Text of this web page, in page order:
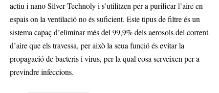
actiu i nano Silver Technoly i s’utilitzen per a purificar l’aire en
espais on la ventilació no és suficient. Este tipus de filtre és un
sistema capaç d’eliminar més del 99,9% dels aerosols del corrent
d’aire que els travessa, per això la seua funció és evitar la
propagació de bacteris i virus, per la qual cosa serveixen per a
previndre infeccions.